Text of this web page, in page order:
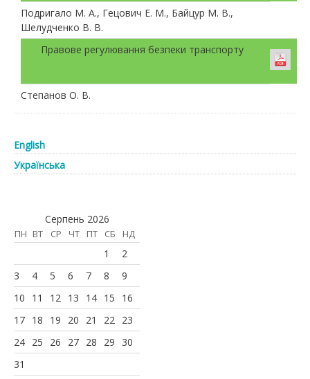
Подригало М. А., Гецович Е. М., Байцур М. В.,
Шелудченко В. В.
Правове регулювання безпеки транспорту
Степанов О. В.
English
Українська
Серпень 2026
ПН ВТ СР ЧТ ПТ СБ НД
1
2
3
4 5 6 7 8
9
10
11 12 13 14 15
16
17 18 19 20 21 22
23
24 25 26 27 28 29
30
31